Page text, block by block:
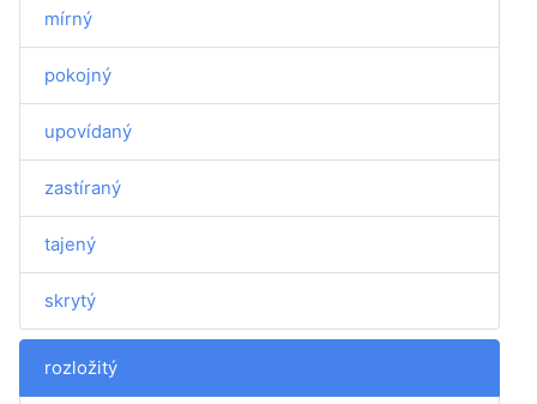
mírný
pokojný
upovídaný
zastíraný
tajený
skrytý
rozložitý